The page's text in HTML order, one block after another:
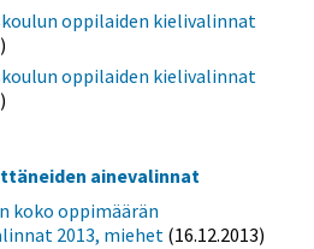
oppilaiden kielivalinnat
oppilaiden kielivalinnat
ainevalinnat
koko oppimäärän
2013, miehet (16.12.2013)